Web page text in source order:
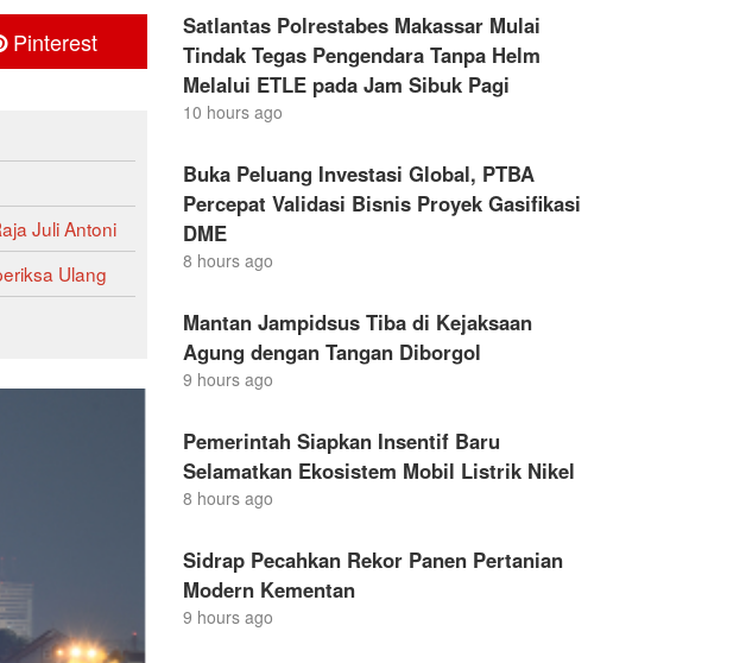
Pinterest
Juli Antoni
Ulang
Satlantas Polrestabes Makassar Mulai
Tindak Tegas Pengendara Tanpa Helm
Melalui ETLE pada Jam Sibuk Pagi
10 hours ago
Buka Peluang Investasi Global, PTBA
Percepat Validasi Bisnis Proyek Gasifikasi
DME
8 hours ago
Mantan Jampidsus Tiba di Kejaksaan
Agung dengan Tangan Diborgol
9 hours ago
Pemerintah Siapkan Insentif Baru
Selamatkan Ekosistem Mobil Listrik Nikel
8 hours ago
Sidrap Pecahkan Rekor Panen Pertanian
Modern Kementan
9 hours ago